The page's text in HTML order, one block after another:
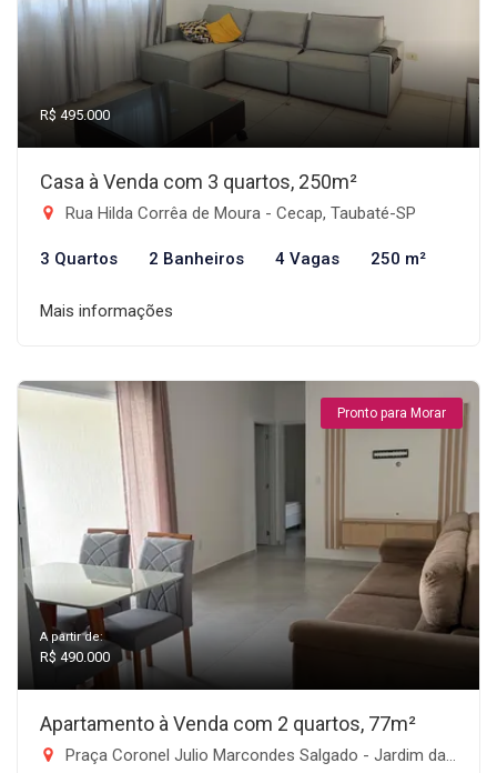
R$ 495.000
Casa à Venda com 3 quartos, 250m²
Rua Hilda Corrêa de Moura - Cecap, Taubaté-SP
3 Quartos 2 Banheiros 4 Vagas 250 m²
Mais informações
Pronto para Morar
A partir de:
R$ 490.000
Apartamento à Venda com 2 quartos, 77m²
Praça Coronel Julio Marcondes Salgado - Jardim das Nações, Taubaté-SP